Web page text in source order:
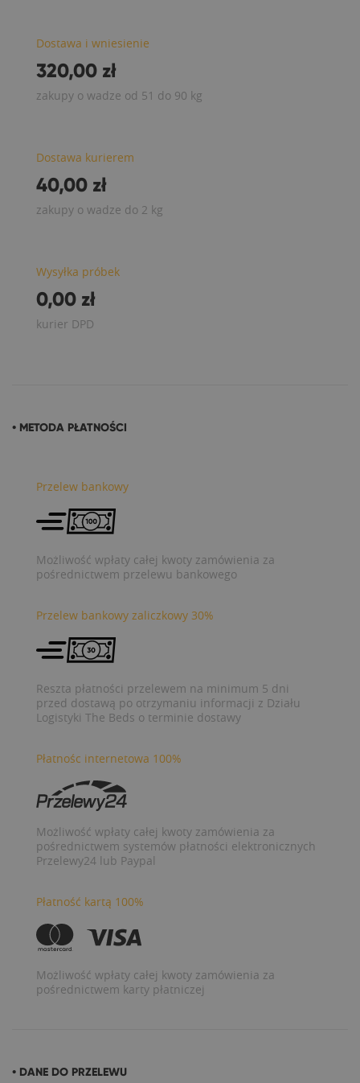
Dostawa i wniesienie
320,00 zł
zakupy o wadze od 51 do 90 kg
Dostawa kurierem
40,00 zł
zakupy o wadze do 2 kg
Wysyłka próbek
0,00 zł
kurier DPD
• METODA PŁATNOŚCI
Przelew bankowy
Możliwość wpłaty całej kwoty zamówienia za
pośrednictwem przelewu bankowego
Przelew bankowy zaliczkowy 30%
Reszta płatności przelewem na minimum 5 dni
przed dostawą po otrzymaniu informacji z Działu
Logistyki The Beds o terminie dostawy
Płatnośc internetowa 100%
Możliwość wpłaty całej kwoty zamówienia za
pośrednictwem systemów płatności elektronicznych
Przelewy24 lub Paypal
Płatność kartą 100%
Możliwość wpłaty całej kwoty zamówienia za
pośrednictwem karty płatniczej
• DANE DO PRZELEWU